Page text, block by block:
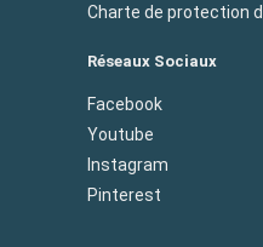
Charte de protection
Réseaux Sociaux
Facebook
Youtube
Instagram
Pinterest